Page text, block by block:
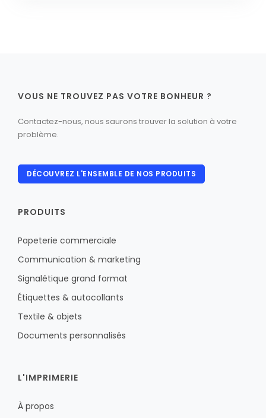
VOUS NE TROUVEZ PAS VOTRE BONHEUR ?
Contactez-nous, nous saurons trouver la solution à votre
problème.
DÉCOUVREZ L'ENSEMBLE DE NOS PRODUITS
PRODUITS
Papeterie commerciale
Communication & marketing
Signalétique grand format
Étiquettes & autocollants
Textile & objets
Documents personnalisés
L'IMPRIMERIE
À propos